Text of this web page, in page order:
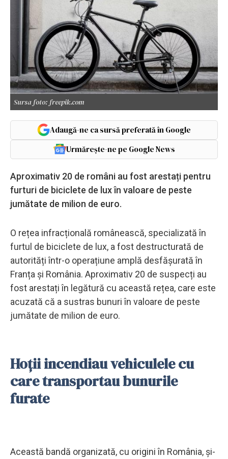
Sursa foto: freepik.com
Adaugă-ne ca sursă preferată în Google
Urmărește-ne pe Google News
Aproximativ 20 de români au fost arestați pentru
furturi de biciclete de lux în valoare de peste
jumătate de milion de euro.
O rețea infracțională românească, specializată în
furtul de biciclete de lux, a fost destructurată de
autorități într-o operațiune amplă desfășurată în
Franța și România. Aproximativ 20 de suspecți au
fost arestați în legătură cu această rețea, care este
acuzată că a sustras bunuri în valoare de peste
jumătate de milion de euro.
Hoții incendiau vehiculele cu
care transportau bunurile
furate
Această bandă organizată, cu origini în România, și-